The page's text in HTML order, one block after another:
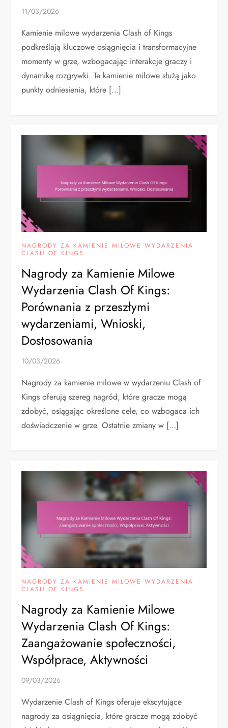
11/03/2026
Kamienie milowe wydarzenia Clash of Kings
podkreślają kluczowe osiągnięcia i transformacyjne
momenty w grze, wzbogacając interakcje graczy i
dynamikę rozgrywki. Te kamienie milowe służą jako
punkty odniesienia, które […]
NAGRODY ZA KAMIENIE MILOWE WYDARZENIA
CLASH OF KINGS
Nagrody za Kamienie Milowe
Wydarzenia Clash Of Kings:
Porównania z przeszłymi
wydarzeniami, Wnioski,
Dostosowania
10/03/2026
Nagrody za kamienie milowe w wydarzeniu Clash of
Kings oferują szereg nagród, które gracze mogą
zdobyć, osiągając określone cele, co wzbogaca ich
doświadczenie w grze. Ostatnie zmiany w […]
NAGRODY ZA KAMIENIE MILOWE WYDARZENIA
CLASH OF KINGS
Nagrody za Kamienie Milowe
Wydarzenia Clash Of Kings:
Zaangażowanie społeczności,
Współprace, Aktywności
09/03/2026
Wydarzenie Clash of Kings oferuje ekscytujące
nagrody za osiągnięcia, które gracze mogą zdobyć